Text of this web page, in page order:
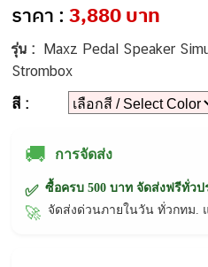
ราคา :3,880 บาท
รุ่น : Maxz Pedal Speaker
Strombox
สี :
🚚 การจัดส่ง
✅ ซื้อครบ 500 บาท จัดส่งฟรีทั่วป
🚀 จัดส่งด่วนภายในวัน ทั่วกทม.